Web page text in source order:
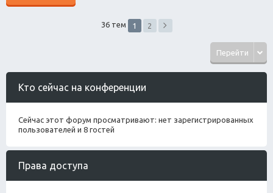
36 тем 1 2
Перейти
Кто сейчас на конференции
Сейчас этот форум просматривают: нет зарегистрированных
пользователей и 8 гостей
Права доступа